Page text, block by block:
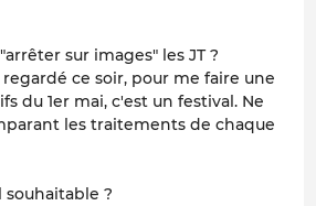
sur images" les JT ?
regardé ce soir, pour me faire une
du 1er mai, c'est un festival. Ne
les traitements de chaque
souhaitable ?